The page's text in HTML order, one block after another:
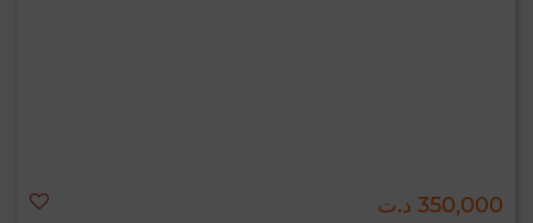
350,000 د.ت